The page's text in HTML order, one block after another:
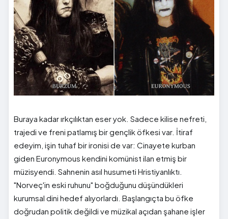
Buraya kadar ırkçılıktan eser yok. Sadece kilise nefreti,
trajedi ve freni patlamış bir gençlik öfkesi var. İtiraf
edeyim, işin tuhaf bir ironisi de var: Cinayete kurban
giden Euronymous kendini komünist ilan etmiş bir
müzisyendi. Sahnenin asıl husumeti Hristiyanlıktı.
"Norveç'in eski ruhunu" boğduğunu düşündükleri
kurumsal dini hedef alıyorlardı. Başlangıçta bu öfke
doğrudan politik değildi ve müzikal açıdan şahane işler